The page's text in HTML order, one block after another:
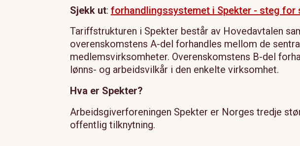
Sjekk ut: forhandlingssystemet i Spekter - steg for
Tariffstrukturen i Spekter består av Hovedavtalen
overenskomstens A-del forhandles mellom de
medlemsvirksomheter. Overenskomstens B-del
lønns- og arbeidsvilkår i den enkelte virksomhet.
Hva er Spekter?
Arbeidsgiverforeningen Spekter er Norges tredje
offentlig tilknytning.